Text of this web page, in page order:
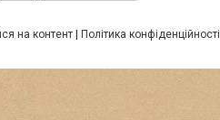
на контент
Політика конфіденційності